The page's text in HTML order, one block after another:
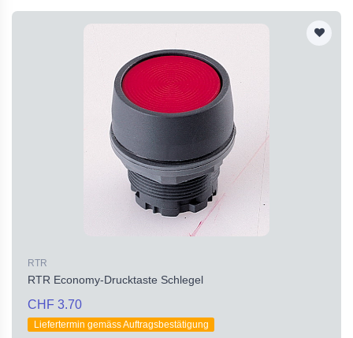
RTR
RTR Economy-Drucktaste Schlegel
CHF 3.70
Liefertermin gemäss Auftragsbestätigung